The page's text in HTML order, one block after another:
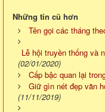
Những tin cũ hơn
Tên gọi các tháng
Lễ hội truyền thống và
(02/01/2020)
Cấp bậc quan lại
Giữ gìn nét đẹp văn
(11/11/2019)